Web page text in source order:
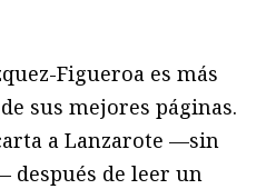
Figueroa es más
sus mejores páginas.
a Lanzarote —sin
después de leer un